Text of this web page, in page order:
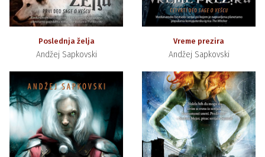
Poslednja želja
Andžej Sapkovski
Vreme prezira
Andžej Sapkovski